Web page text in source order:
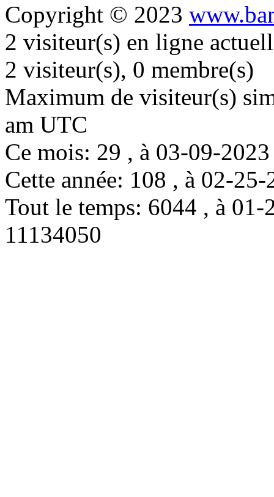
Copyright © 2023
2 visiteur(s) en ligne
2 visiteur(s), 0 membre(s)
Maximum de visiteur(s)
am UTC
Ce mois: 29 , à 03-09-
Cette année: 108 , à 02-
Tout le temps: 6044 , à
11134050